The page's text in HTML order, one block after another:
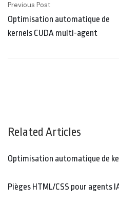
Previous Post
Optimisation automatique de
kernels CUDA multi-agent
Related Articles
Optimisation automatique de
Pièges HTML/CSS pour agents